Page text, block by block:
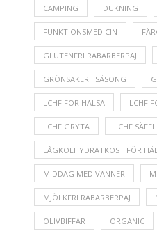
CAMPING DUKNING
FUNKTIONSMEDICIN
GLUTENFRI RABARBERPAJ
GRÖNSAKER I SÄSONG
LCHF FÖR HÄLSA LCHF
LCHF GRYTA LCHF
LÅGKOLHYDRATKOST FÖR
MIDDAG MED VÄNNER
MJÖLKFRI RABARBERPAJ
OLIVBIFFAR ORGANIC